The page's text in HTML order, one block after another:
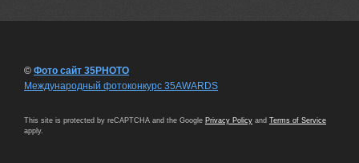
© Фото сайт 35PHOTO
Международный фотоконкурс 35AWARDS
This site is protected by reCAPTCHA and the Google Privacy Policy and Terms of Service
apply.